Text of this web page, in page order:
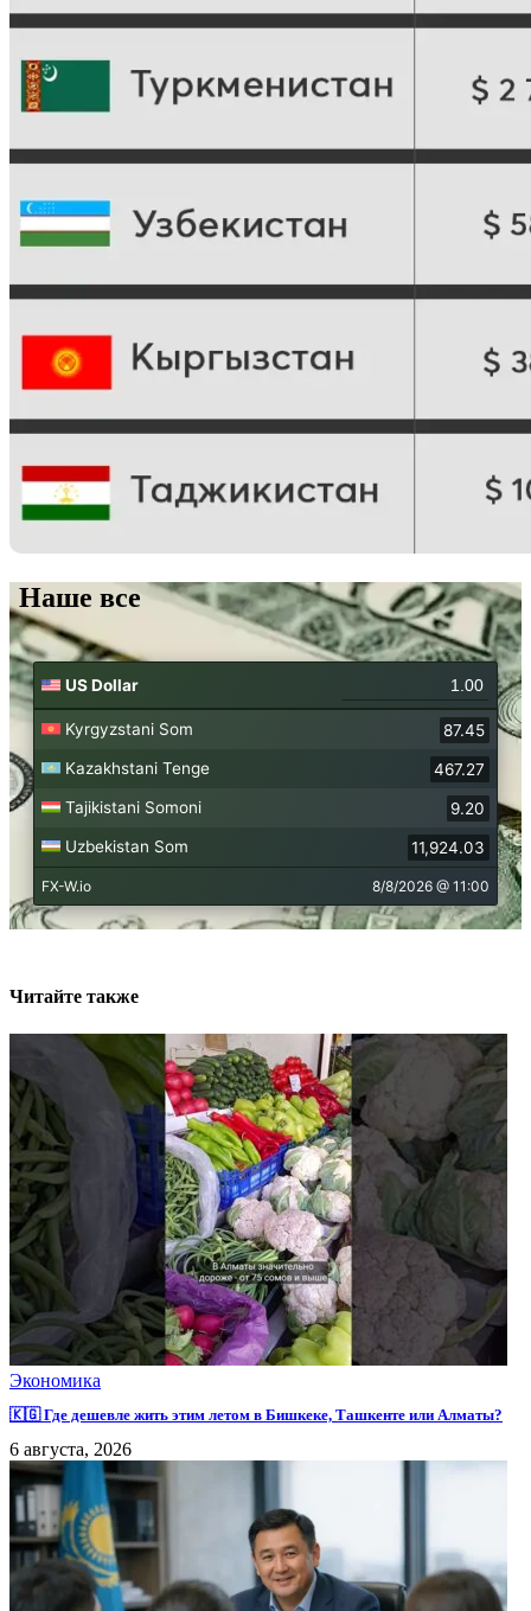
Наше все
Читайте также
Экономика
🇰🇬 Где дешевле жить этим летом в Бишкеке, Ташкенте или Алматы?
6 августа, 2026